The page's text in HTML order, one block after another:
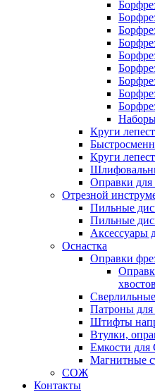
Круги
Круги
Оправки
Отрезной
Пильные
Пильные
Аксессуары
Оснастка
Оправки
Патроны для
Штифты
Втулки,
Емкости
Магнитные
СОЖ
Контакты